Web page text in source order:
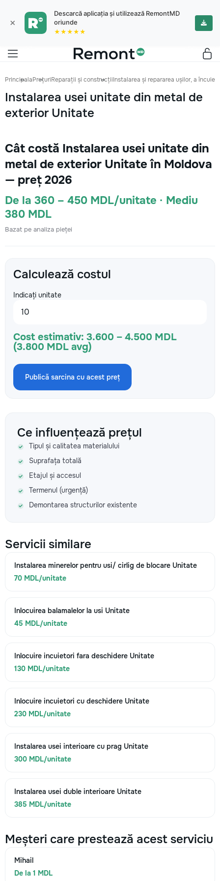
×
Descarcă aplicația și utilizează RemontMD
oriunde
★★★★★
PrincipalaPrețuriReparații și construcțiiInstalarea și repararea ușilor, a
Instalarea usei unitate din metal de
exterior Unitate
Cât costă Instalarea usei unitate din
metal de exterior Unitate în Moldova
— preț 2026
De la 360 – 450 MDL/unitate · Mediu
380 MDL
Bazat pe analiza pieței
Calculează costul
Indicați unitate
Cost estimativ: 3.600 – 4.500 MDL
(3.800 MDL avg)
Publică sarcina cu acest preț
Ce influențează prețul
Tipul și calitatea materialului
Suprafața totală
Etajul și accesul
Termenul (urgență)
Demontarea structurilor existente
Servicii similare
Instalarea minerelor pentru usi/ cirlig de blocare Unitate
70 MDL/unitate
Inlocuirea balamalelor la usi Unitate
45 MDL/unitate
Inlocuire incuietori fara deschidere Unitate
130 MDL/unitate
Inlocuire incuietori cu deschidere Unitate
230 MDL/unitate
Instalarea usei interioare cu prag Unitate
300 MDL/unitate
Instalarea usei duble interioare Unitate
385 MDL/unitate
Meșteri care prestează acest serviciu
Mihail
De la 1 MDL